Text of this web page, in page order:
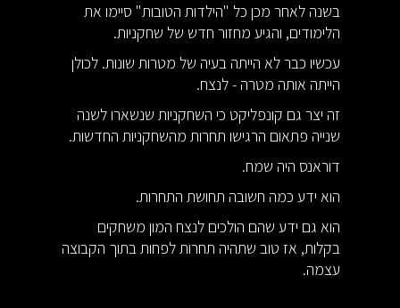
בשנה לאחר מכן כל "הילדות הטובות" סיימו את
הלימודים, והגיע מחזור חדש של שחקניות.
עכשיו כבר לא הייתה בעיה של מטרות שונות. לכולן
הייתה אותה מטרה - לנצח.
זה יצר גם קונפליקט כי השחקניות שנשארו לשנה
שנייה פתאום הרגישו תחרות מהשחקניות החדשות.
דוראנס היה שמח.
הוא ידע כמה חשובה תחושת התחרות.
הוא גם ידע שהם הולכים לנצח המון משחקים
בקלות, אז טוב שתהיה תחרות לפחות בתוך הקבוצה
עצמה.